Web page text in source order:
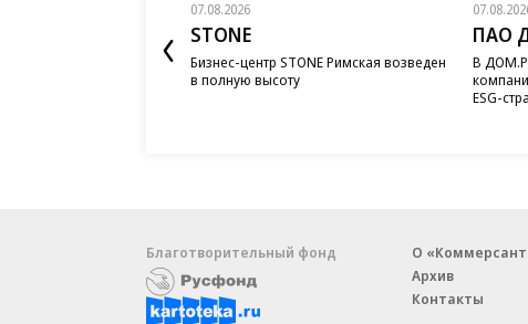
07.08.2026
STONE
Бизнес-центр STONE Римская возведен
в полную высоту
ПАО
В
ESG-
Благотворительный фонд
О
Архив
Контакты